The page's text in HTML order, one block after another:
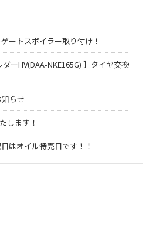
ートスポイラー取り付け！
ーHV(DAA-NKE165G) 】タイヤ交換
らせ
します！
はオイル特売日です！！